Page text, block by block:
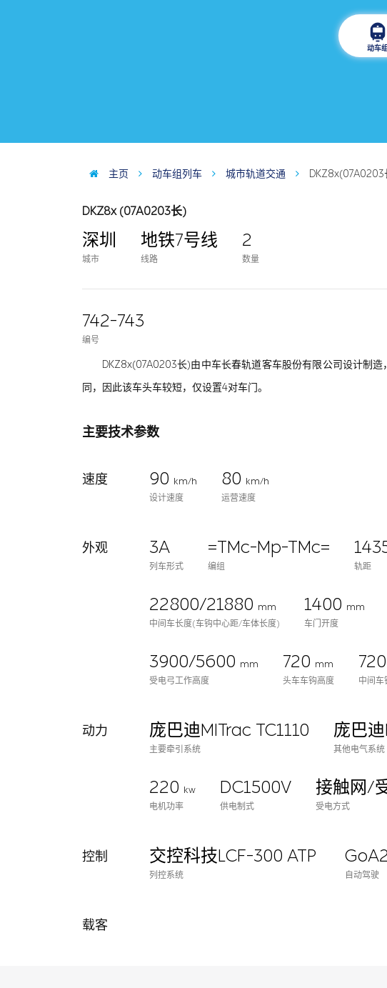
动车
主页 动车组列车 城市轨道交通 DKZ8x(07A0203
DKZ8x (07A0203长)
深圳
城市
地铁7号线
线路
2
数量
742-743
编号
DKZ8x(07A0203长)由中车长春轨道客车股份有限公司设计制
同，因此该车头车较短，仅设置4对车门。
主要技术参数
速度 90 km/h
设计速度
80 km/h
运营速度
外观 3A
列车形式
=TMc-Mp-TMc=
编组
轨距
22800/21880 mm
中间车长度(车钩中心距/车体长度)
1400 mm
车门开度
3900/5600 mm
受电弓工作高度
720 mm
头车车钩高度
720
中间车
动力 庞巴迪MITrac TC1110
主要牵引系统
庞巴迪
其他电气系统
220 kw
电机功率
DC1500V
供电制式
接触网/
受电方式
控制 交控科技LCF-300 ATP
列控系统
GoA2
自动驾驶
载客